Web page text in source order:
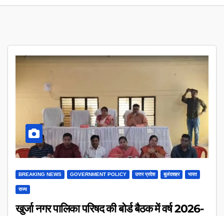
BREAKING NEWS GOVERNMENT POLICY उत्तर प्रदेश बुलंदशहर भारत
राज्य
खुर्जा नगर पालिका परिषद की बोर्ड बैठक में वर्ष 2026-